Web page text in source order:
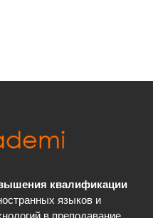
квалификации
языков и